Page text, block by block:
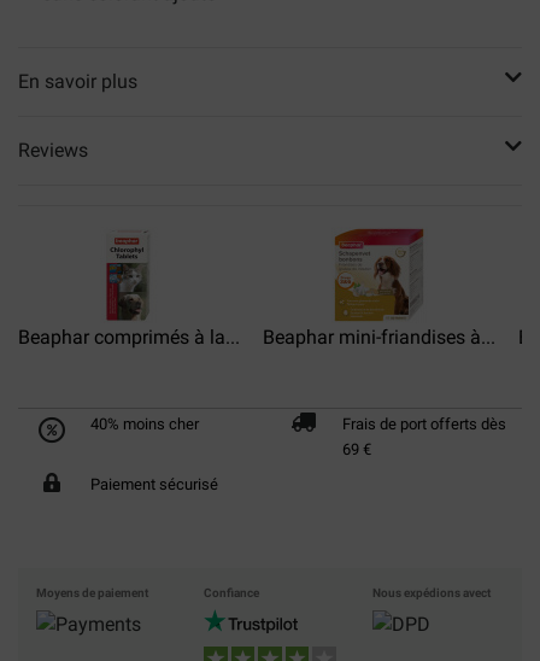
En savoir plus
Reviews
Beaphar comprimés à la... Beaphar mini-friandises à...
40% moins cher
Frais de port offerts dès
69 €
Paiement sécurisé
Moyens de paiement Confiance Nous expédions avect